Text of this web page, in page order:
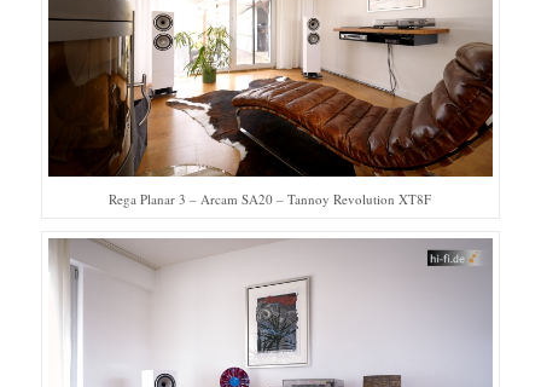
Rega Planar 3 – Arcam SA20 – Tannoy Revolution XT8F